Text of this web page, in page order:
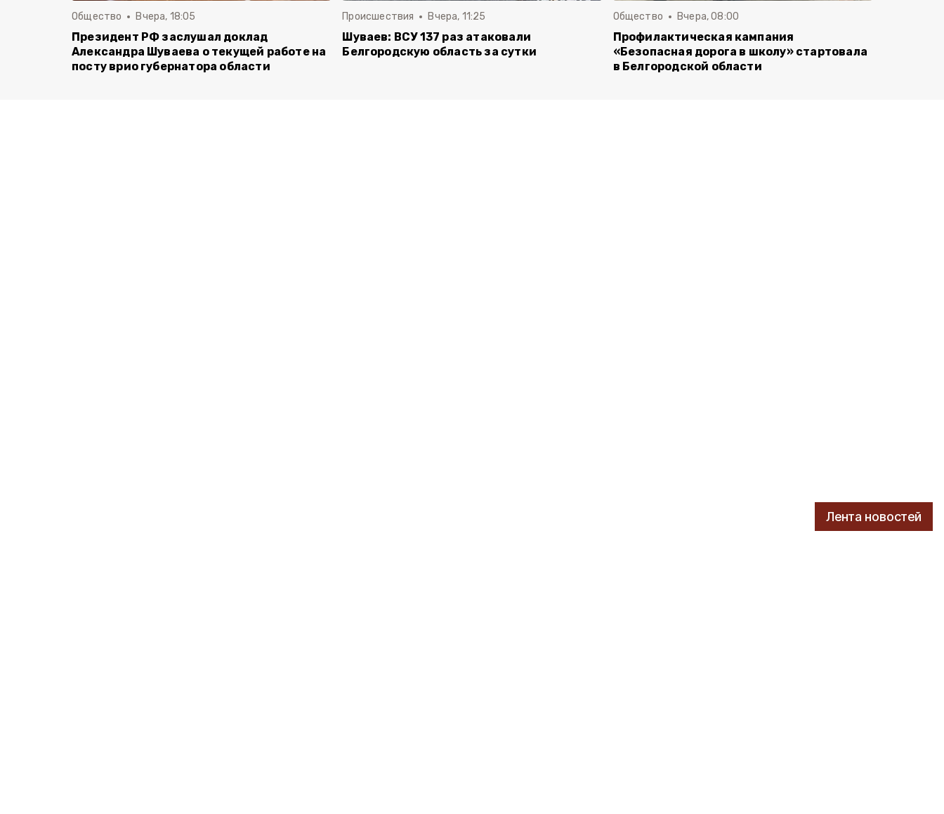
Лента новостей
Общество Вчера, 18:05
Президент РФ заслушал доклад
Александра Шуваева о текущей работе на
посту врио губернатора области
Происшествия Вчера, 11:25
Шуваев: ВСУ 137 раз атаковали
Белгородскую область за сутки
Общество Вчера, 08:00
Профилактическая кампания
«Безопасная дорога в школу» стартовала
в Белгородской области